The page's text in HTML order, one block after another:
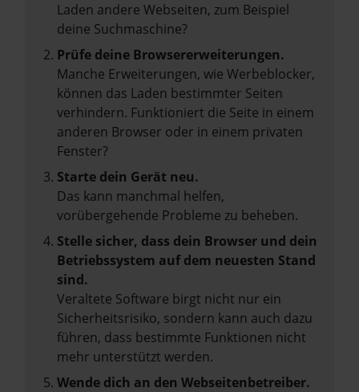
Laden andere Webseiten, zum Beispiel
deine Suchmaschine?
Prüfe deine Browsererweiterungen.
Manche Erweiterungen, wie Werbeblocker,
können das Laden bestimmter Seiten
verhindern. Funktioniert die Seite in einem
anderen Browser oder in einem privaten
Fenster?
Starte dein Gerät neu.
Das kann manchmal helfen,
vorübergehende Probleme zu beheben.
Stelle sicher, dass dein Browser und dein
Betriebssystem auf dem neuesten Stand
sind.
Veraltete Software birgt nicht nur ein
Sicherheitsrisiko, sondern kann auch dazu
führen, dass bestimmte Funktionen nicht
mehr unterstützt werden.
Wende dich an den Webseitenbetreiber.